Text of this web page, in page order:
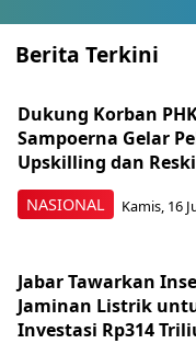
Berita Terkini
NASIONAL
Dukung Korban
Sampoerna Gelar
Upskilling dan
Kamis, 16
Jabar Tawarkan
Jaminan Listrik
Investasi Rp314